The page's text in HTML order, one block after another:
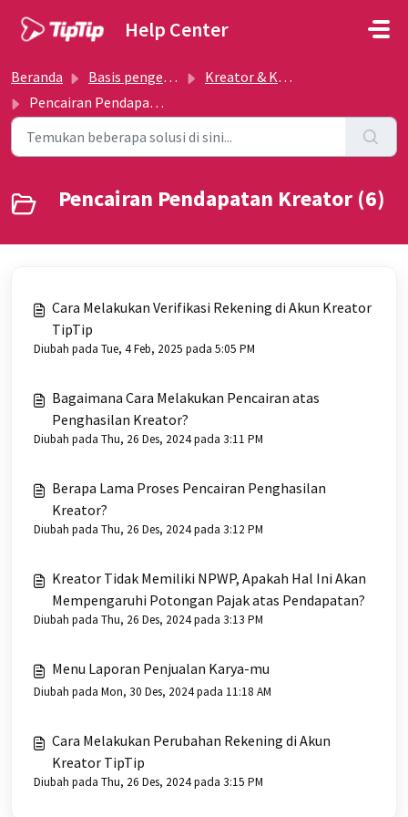
Help Center
Beranda Basis pengetahuan
Kreator & Komunitas
Pencairan Pendapatan Kreator
Pencairan Pendapatan Kreator (6)
Cara Melakukan Verifikasi Rekening di Akun Kreator
TipTip
Diubah pada Tue, 4 Feb, 2025 pada 5:05 PM
Bagaimana Cara Melakukan Pencairan atas
Penghasilan Kreator?
Diubah pada Thu, 26 Des, 2024 pada 3:11 PM
Berapa Lama Proses Pencairan Penghasilan
Kreator?
Diubah pada Thu, 26 Des, 2024 pada 3:12 PM
Kreator Tidak Memiliki NPWP, Apakah Hal Ini Akan
Mempengaruhi Potongan Pajak atas Pendapatan?
Diubah pada Thu, 26 Des, 2024 pada 3:13 PM
Menu Laporan Penjualan Karya-mu
Diubah pada Mon, 30 Des, 2024 pada 11:18 AM
Cara Melakukan Perubahan Rekening di Akun
Kreator TipTip
Diubah pada Thu, 26 Des, 2024 pada 3:15 PM